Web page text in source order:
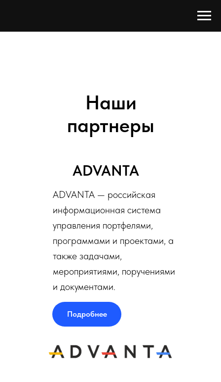
Наши
партнеры
ADVANTA
ADVANTA — российская
информационная система
управления портфелями,
программами и проектами, а
также задачами,
мероприятиями, поручениями
и документами.
Подробнее